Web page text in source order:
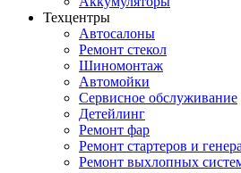
Техцентры
Автосалоны
Ремонт стекол
Шиномонтаж
Автомойки
Сервисное обслуживание
Детейлинг
Ремонт фар
Ремонт стартеров и
Ремонт выхлопных